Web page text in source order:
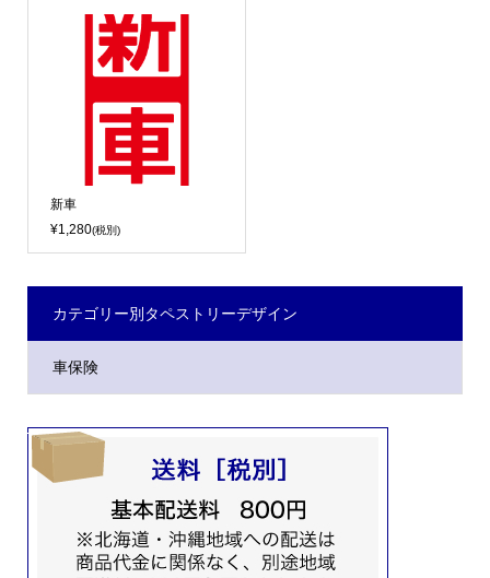
新車
¥1,280(税別)
カテゴリー別タペストリーデザイン
車保険